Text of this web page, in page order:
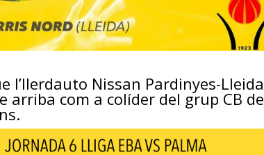
l’Ilerdauto Nissan Pardinyes-Lleida
arriba com a colíder del grup CB de